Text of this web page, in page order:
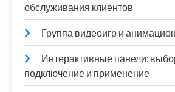
обслуживания клиентов
Группа видеоигр и
Интерактивные панели:
подключение и применение